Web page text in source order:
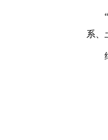
“先
系、
继